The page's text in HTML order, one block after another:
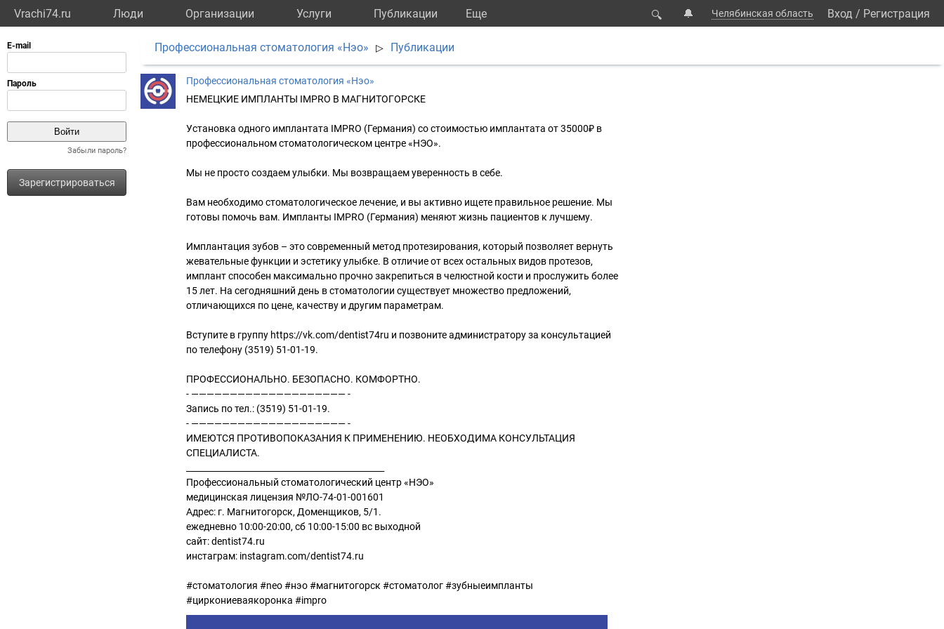
Vrachi74.ru Люди Организации Услуги Публикации Eще 🔍 🔔 Челябинская область Вход / Регистрация
Забыли пароль?
Зарегистрироваться
Профессиональная стоматология «Нэо» ▷ Публикации
Профессиональная стоматология «Нэо»
НЕМЕЦКИЕ ИМПЛАНТЫ IMPRO В МАГНИТОГОРСКЕ
Установка одного имплантата IMPRO (Германия) со стоимостью имплантата от 35000₽ в
профессиональном стоматологическом центре «НЭО».
Мы не просто создаем улыбки. Мы возвращаем уверенность в себе.
Вам необходимо стоматологическое лечение, и вы активно ищете правильное решение. Мы
готовы помочь вам. Импланты IMPRO (Германия) меняют жизнь пациентов к лучшему.
Имплантация зубов – это современный метод протезирования, который позволяет вернуть
жевательные функции и эстетику улыбке. В отличие от всех остальных видов протезов,
имплант способен максимально прочно закрепиться в челюстной кости и прослужить более
15 лет. На сегодняшний день в стоматологии существует множество предложений,
отличающихся по цене, качеству и другим параметрам.
Вступите в группу https://vk.com/dentist74ru и позвоните администратору за консультацией
по телефону (3519) 51-01-19.
ПРОФЕССИОНАЛЬНО. БЕЗОПАСНО. КОМФОРТНО.
- ———————————————————— -
Запись по тел.: (3519) 51-01-19.
- ———————————————————— -
ИМЕЮТСЯ ПРОТИВОПОКАЗАНИЯ К ПРИМЕНЕНИЮ. НЕОБХОДИМА КОНСУЛЬТАЦИЯ
СПЕЦИАЛИСТА.
Профессиональный стоматологический центр «НЭО»
медицинская лицензия №ЛО-74-01-001601
Адрес: г. Магнитогорск, Доменщиков, 5/1.
ежедневно 10:00-20:00, сб 10:00-15:00 вс выходной
сайт: dentist74.ru
инстаграм: instagram.com/dentist74.ru
#стоматология #neo #нэо #магнитогорск #стоматолог #зубныеимпланты
#циркониеваякоронка #impro